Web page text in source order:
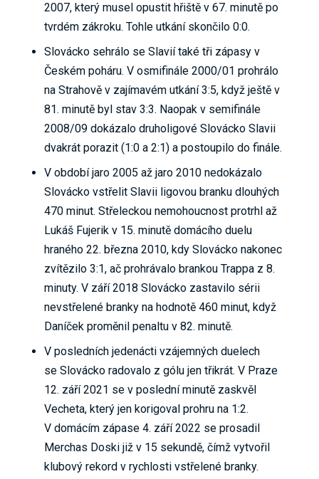
2007, který musel opustit hřiště v 67. minutě po
tvrdém zákroku. Tohle utkání skončilo 0:0.
Slovácko sehrálo se Slavií také tři zápasy v
Českém poháru. V osmifinále 2000/01 prohrálo
na Strahově v zajímavém utkání 3:5, když ještě v
81. minutě byl stav 3:3. Naopak v semifinále
2008/09 dokázalo druholigové Slovácko Slavii
dvakrát porazit (1:0 a 2:1) a postoupilo do finále.
V období jaro 2005 až jaro 2010 nedokázalo
Slovácko vstřelit Slavii ligovou branku dlouhých
470 minut. Střeleckou nemohoucnost protrhl až
Lukáš Fujerik v 15. minutě domácího duelu
hraného 22. března 2010, kdy Slovácko nakonec
zvítězilo 3:1, ač prohrávalo brankou Trappa z 8.
minuty. V září 2018 Slovácko zastavilo sérii
nevstřelené branky na hodnotě 460 minut, když
Daníček proměnil penaltu v 82. minutě.
V posledních jedenácti vzájemných duelech
se Slovácko radovalo z gólu jen třikrát. V Praze
12. září 2021 se v poslední minutě zaskvěl
Vecheta, který jen korigoval prohru na 1:2.
V domácím zápase 4. září 2022 se prosadil
Merchas Doski již v 15 sekundě, čímž vytvořil
klubový rekord v rychlosti vstřelené branky.